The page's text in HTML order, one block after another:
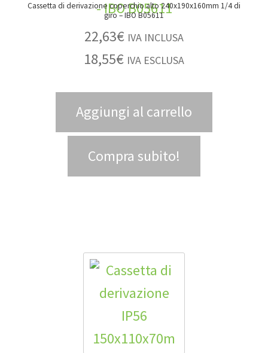
Cassetta di derivazione coperchio alto 240x190x160mm 1/4 di
giro – IBO B05611
22,63€ IVA INCLUSA
18,55€ IVA ESCLUSA
Aggiungi al carrello
Compra subito!